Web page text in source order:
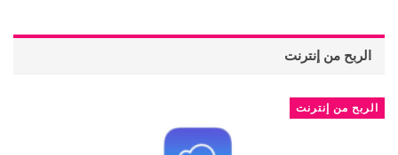
الربح من إنترنت
الربح من إنترنت